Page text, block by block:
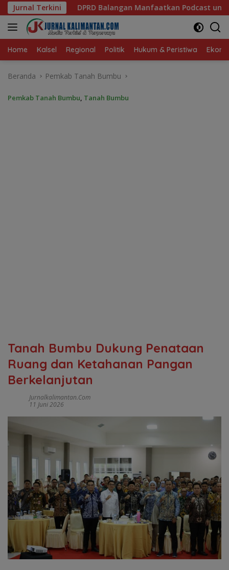
Langsung
ke
konten
Jurnal Terkini
Manfaatkan Podcast untuk Perluas Informasi dan Serap
Home Kalsel Regional Politik Hukum & Peristiwa
Beranda Pemkab Tanah Bumbu
Pemkab Tanah Bumbu, Tanah Bumbu
Tanah Bumbu Dukung Penataan
Ruang dan Ketahanan Pangan
Berkelanjutan
Jurnalkalimantan.com
11 Juni 2026